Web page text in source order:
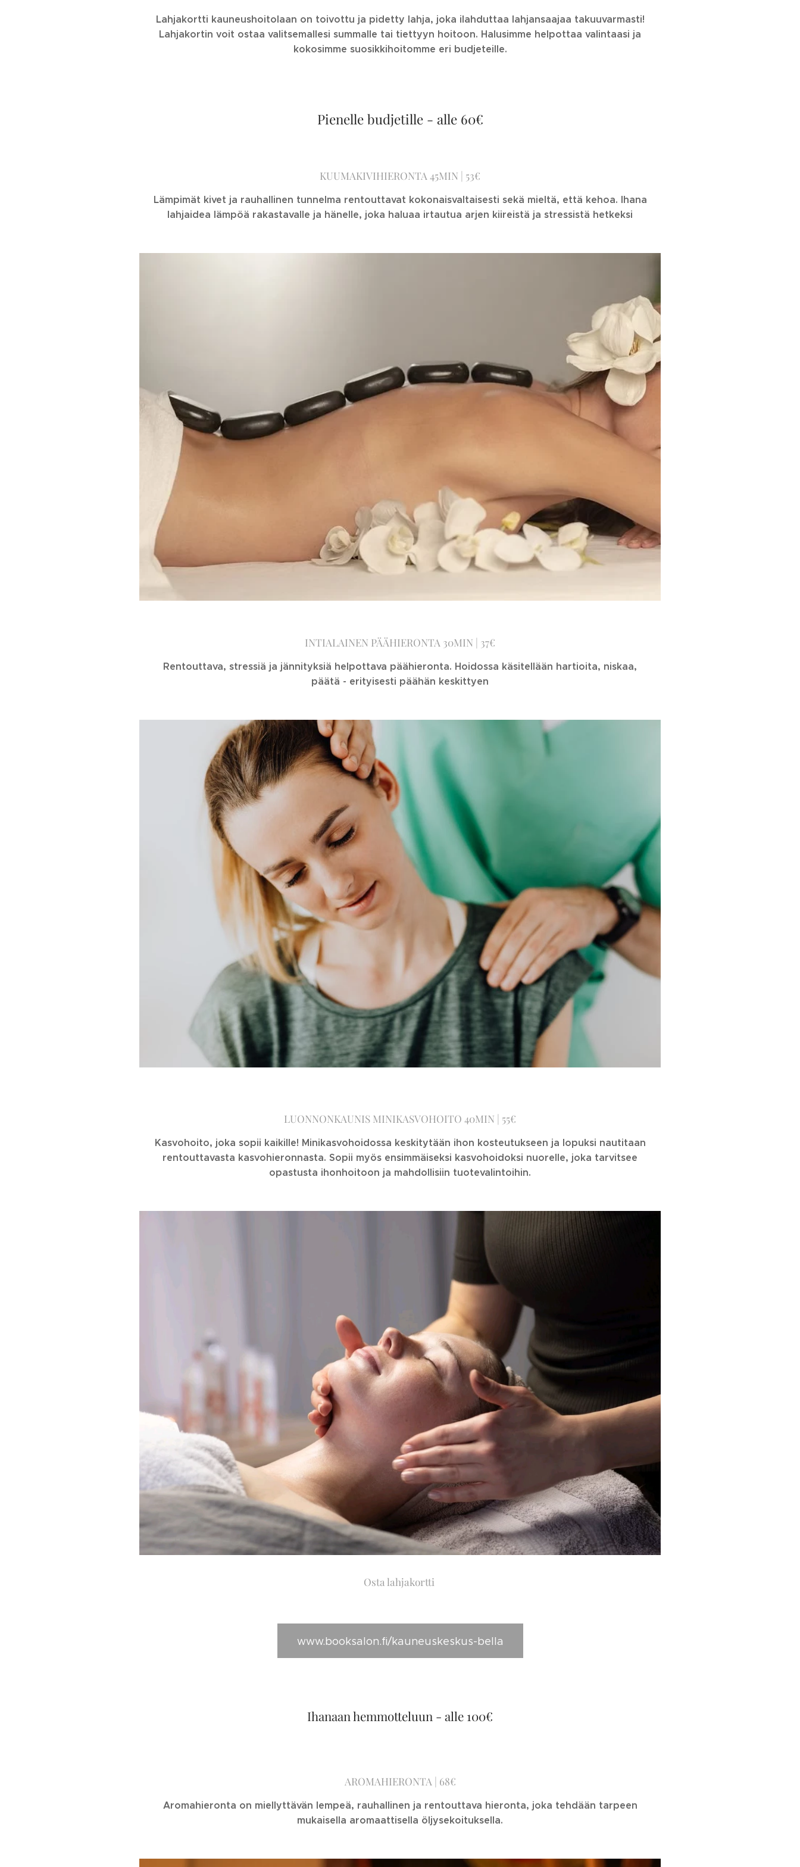
Lahjakortti kauneushoitolaan on toivottu ja pidetty lahja, joka ilahduttaa lahjansaajaa takuuvarmasti!
Lahjakortin voit ostaa valitsemallesi summalle tai tiettyyn hoitoon. Halusimme helpottaa valintaasi ja
kokosimme suosikkihoitomme eri budjeteille.
Pienelle budjetille - alle 60€
KUUMAKIVIHIERONTA 45MIN | 53€
Lämpimät kivet ja rauhallinen tunnelma rentouttavat kokonaisvaltaisesti sekä mieltä, että kehoa. Ihana
lahjaidea lämpöä rakastavalle ja hänelle, joka haluaa irtautua arjen kiireistä ja stressistä hetkeksi
INTIALAINEN PÄÄHIERONTA 30MIN | 37€
Rentouttava, stressiä ja jännityksiä helpottava päähieronta. Hoidossa käsitellään hartioita, niskaa,
päätä - erityisesti päähän keskittyen
LUONNONKAUNIS MINIKASVOHOITO 40MIN | 55€
Kasvohoito, joka sopii kaikille! Minikasvohoidossa keskitytään ihon kosteutukseen ja lopuksi nautitaan
rentouttavasta kasvohieronnasta. Sopii myös ensimmäiseksi kasvohoidoksi nuorelle, joka tarvitsee
opastusta ihonhoitoon ja mahdollisiin tuotevalintoihin.
Osta lahjakortti
www.booksalon.fi/kauneuskeskus-bella
Ihanaan hemmotteluun - alle 100€
AROMAHIERONTA | 68€
Aromahieronta on miellyttävän lempeä, rauhallinen ja rentouttava hieronta, joka tehdään tarpeen
mukaisella aromaattisella öljysekoituksella.